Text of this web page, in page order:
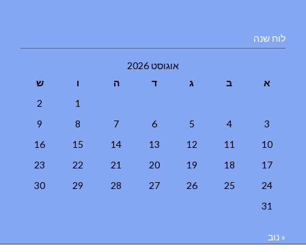
לוח שנה
אוגוסט 2026
א
ב ג ד ה ו
ש
1
2
3
4
5
6
7
8
9
10
11
12
13
14
15
16
17
18
19
20
21
22
23
24
25
26
27
28
29
30
31
« נוב